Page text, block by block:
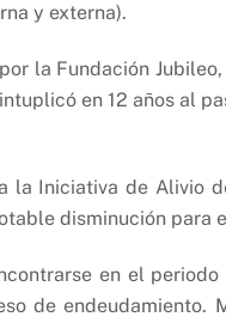
y externa).
la Fundación
en 12 años al
la Iniciativa de Alivio
disminución para
en el
de